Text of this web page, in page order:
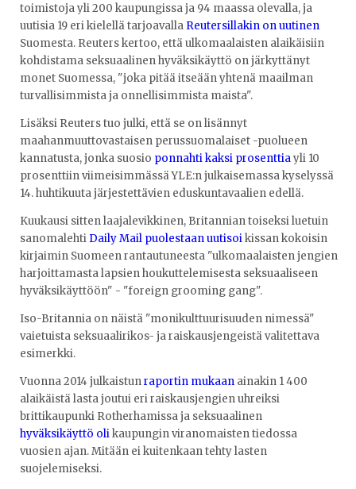
toimistoja yli 200 kaupungissa ja 94 maassa olevalla, ja
uutisia 19 eri kielellä tarjoavalla Reutersillakin on uutinen
Suomesta. Reuters kertoo, että ulkomaalaisten alaikäisiin
kohdistama seksuaalinen hyväksikäyttö on järkyttänyt
monet Suomessa, "joka pitää itseään yhtenä maailman
turvallisimmista ja onnellisimmista maista".
Lisäksi Reuters tuo julki, että se on lisännyt
maahanmuuttovastaisen perussuomalaiset -puolueen
kannatusta, jonka suosio ponnahti kaksi prosenttiayli 10
prosenttiin viimeisimmässä YLE:n julkaisemassa kyselyssä
14. huhtikuuta järjestettävien eduskuntavaalien edellä.
Kuukausi sitten laajalevikkinen, Britannian toiseksi luetuin
sanomalehti Daily Mail puolestaan uutisoikissan kokoisin
kirjaimin Suomeen rantautuneesta "ulkomaalaisten jengien
harjoittamasta lapsien houkuttelemisesta seksuaaliseen
hyväksikäyttöön" - "foreign grooming gang".
Iso-Britannia on näistä "monikulttuurisuuden nimessä"
vaietuista seksuaalirikos- ja raiskausjengeistä valitettava
esimerkki.
Vuonna 2014 julkaistunraportin mukaan ainakin 1 400
alaikäistä lasta joutui eri raiskausjengien uhreiksi
brittikaupunki Rotherhamissa ja seksuaalinen
hyväksikäyttö olikaupungin viranomaisten tiedossa
vuosien ajan. Mitään ei kuitenkaan tehty lasten
suojelemiseksi.